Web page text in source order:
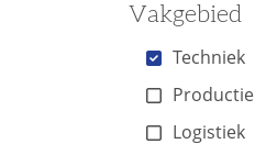
Vakgebied
Techniek
Productie
Logistiek